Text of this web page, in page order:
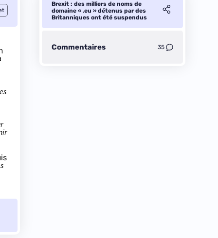
Brexit : des milliers de noms de
domaine « .eu » détenus par des
Britanniques ont été suspendus
Commentaires 35